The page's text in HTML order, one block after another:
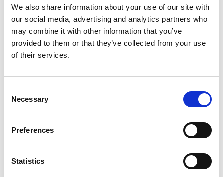
We also share information about your use of our site with
our social media, advertising and analytics partners who
may combine it with other information that you’ve
provided to them or that they’ve collected from your use
of their services.
Selection
Necessary
Preferences
Statistics
können. Auf diese Weise können Sie verfügbare
Ereignisse identifizieren, ohne den Code manuell
durchsuchen zu müssen.
Falls Ihre Anforderungen nicht abgedeckt sind,
Anfrage angenommen wird, werden die Änderungen
aufgenommen (normalerweise innerhalb von zwei
Event an